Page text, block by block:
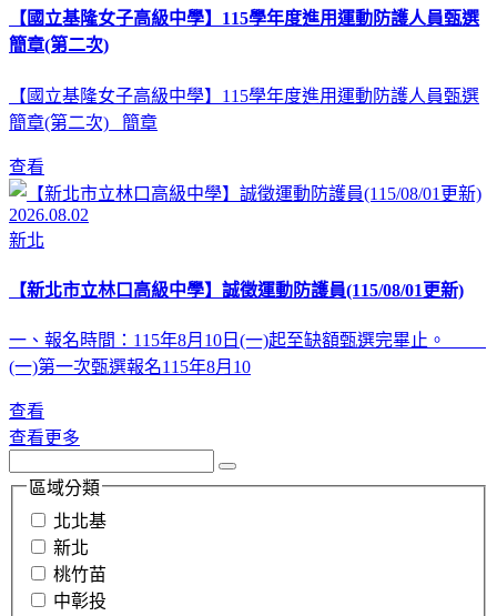
【國立基隆女子高級中學】115學年度進用運動防護人員甄選
簡章(第二次)
【國立基隆女子高級中學】115學年度進用運動防護人員甄選
簡章(第二次) 簡章
查看
2026.08.02
新北
【新北市立林口高級中學】誠徵運動防護員(115/08/01更新)
一、報名時間：115年8月10日(一)起至缺額甄選完畢止。
(一)第一次甄選報名115年8月10
查看
查看更多
區域分類
北北基
新北
桃竹苗
中彰投